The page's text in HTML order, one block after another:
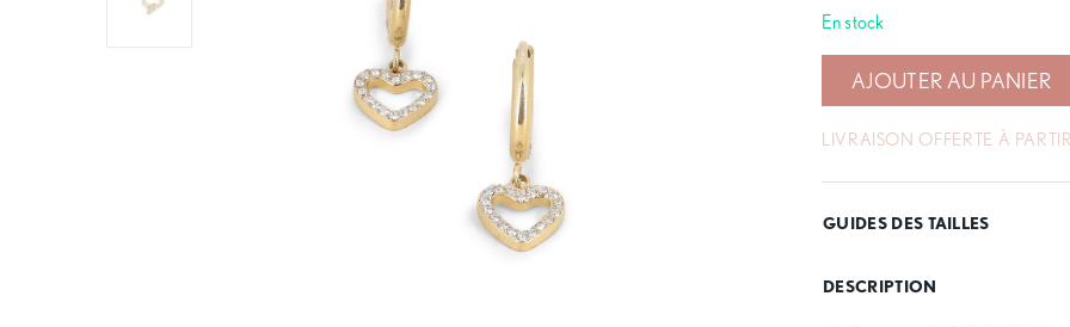
En stock
AJOUTER AU PANIER
LIVRAISON OFFERTE À
GUIDES DES TAILLES
DESCRIPTION